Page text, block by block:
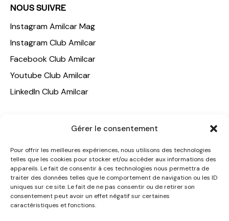
Gérer le consentement
Pour offrir les meilleures expériences, nous utilisons des technologies
telles que les cookies pour stocker et/ou accéder aux informations des
appareils. Le fait de consentir à ces technologies nous permettra de
traiter des données telles que le comportement de navigation ou les ID
uniques sur ce site. Le fait de ne pas consentir ou de retirer son
consentement peut avoir un effet négatif sur certaines
caractéristiques et fonctions.
NOUS SUIVRE
Instagram Amilcar Mag
Instagram Club Amilcar
Facebook Club Amilcar
Youtube Club Amilcar
LinkedIn Club Amilcar
AMILCAR TRAVEL CLUB
CLUB AMILCAR, Club d'affaires international
AGENCE MEDIANE
CONTACT